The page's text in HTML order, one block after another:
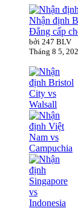
Nhận định
Đẳng cấp
bởi 247 BLV
Tháng 8 5,